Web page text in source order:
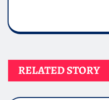
RELATED STORY